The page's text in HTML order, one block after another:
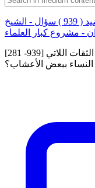
سؤال وجواب من شرح كتاب الدر النضيد ( 939 ) سؤال - الشيخ
- مشروع كبار العلماء
[281 -939] ما رأيكم في الذهاب إلى بعض النساء الثقات اللاتي
النساء ببعض الأعشاب؟